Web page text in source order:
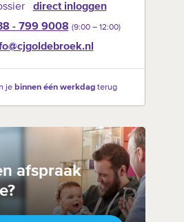
direct inloggen
- 799 9008 (9:00 –‍ 12:00)
je binnen één werkdagterug
afspraak